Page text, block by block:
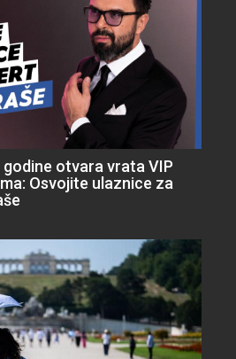
godine otvara vrata VIP
Osvojite ulaznice za